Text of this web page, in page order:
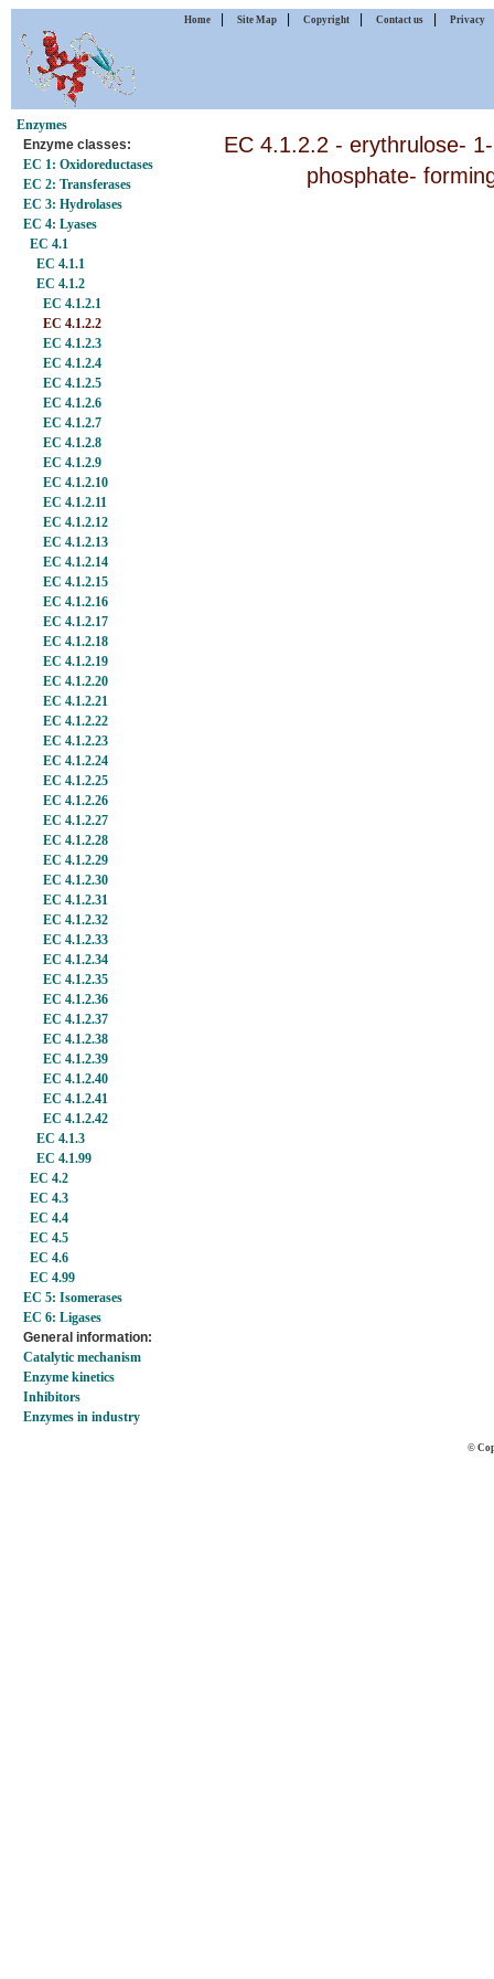
Home Site Map Copyright Contact us Privacy
Enzymes
Enzyme classes:
EC 1: Oxidoreductases
EC 2: Transferases
EC 3: Hydrolases
EC 4: Lyases
EC 4.1
EC 4.1.1
EC 4.1.2
EC 4.1.2.1
EC 4.1.2.2
EC 4.1.2.3
EC 4.1.2.4
EC 4.1.2.5
EC 4.1.2.6
EC 4.1.2.7
EC 4.1.2.8
EC 4.1.2.9
EC 4.1.2.10
EC 4.1.2.11
EC 4.1.2.12
EC 4.1.2.13
EC 4.1.2.14
EC 4.1.2.15
EC 4.1.2.16
EC 4.1.2.17
EC 4.1.2.18
EC 4.1.2.19
EC 4.1.2.20
EC 4.1.2.21
EC 4.1.2.22
EC 4.1.2.23
EC 4.1.2.24
EC 4.1.2.25
EC 4.1.2.26
EC 4.1.2.27
EC 4.1.2.28
EC 4.1.2.29
EC 4.1.2.30
EC 4.1.2.31
EC 4.1.2.32
EC 4.1.2.33
EC 4.1.2.34
EC 4.1.2.35
EC 4.1.2.36
EC 4.1.2.37
EC 4.1.2.38
EC 4.1.2.39
EC 4.1.2.40
EC 4.1.2.41
EC 4.1.2.42
EC 4.1.3
EC 4.1.99
EC 4.2
EC 4.3
EC 4.4
EC 4.5
EC 4.6
EC 4.99
EC 5: Isomerases
EC 6: Ligases
General information:
Catalytic mechanism
Enzyme kinetics
Inhibitors
Enzymes in industry
EC 4.1.2.2 - erythrulose-
phosphate-
©